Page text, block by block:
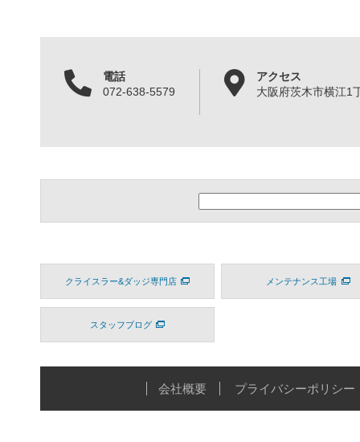
電話
072-638-5579
アクセス
大阪府茨木市横江1
クライスラー&ダッジ専門店 メンテナンス工場
スタッフブログ
会社概要 プライバシーポリシー